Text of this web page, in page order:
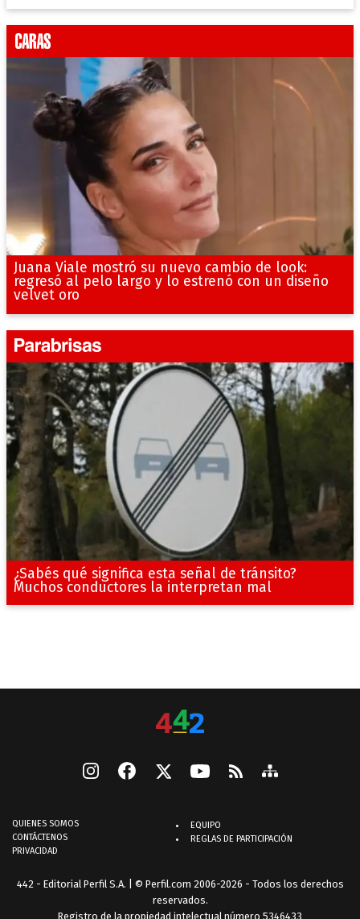
Juana Viale mostró su nuevo cambio de look:
regresó al pelo largo y lo estrenó con un diseño
velvet oro
¿Sabés qué significa esta señal de tránsito?
Muchos conductores la interpretan mal
QUIENES SOMOS
CONTÁCTENOS
PRIVACIDAD
EQUIPO
REGLAS DE PARTICIPACIÓN
442 - Editorial Perfil S.A. | © Perfil.com 2006-2026 - Todos los derechos
reservados.
Registro de la propiedad intelectual número 5346433